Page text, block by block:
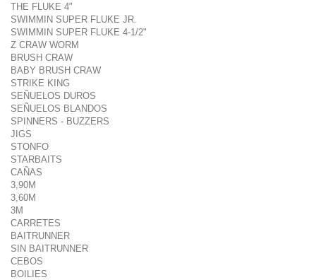
THE FLUKE 4"
SWIMMIN SUPER FLUKE JR.
SWIMMIN SUPER FLUKE 4-1/2"
Z CRAW WORM
BRUSH CRAW
BABY BRUSH CRAW
STRIKE KING
SEÑUELOS DUROS
SEÑUELOS BLANDOS
SPINNERS - BUZZERS
JIGS
STONFO
STARBAITS
CAÑAS
3,90M
3,60M
3M
CARRETES
BAITRUNNER
SIN BAITRUNNER
CEBOS
BOILIES